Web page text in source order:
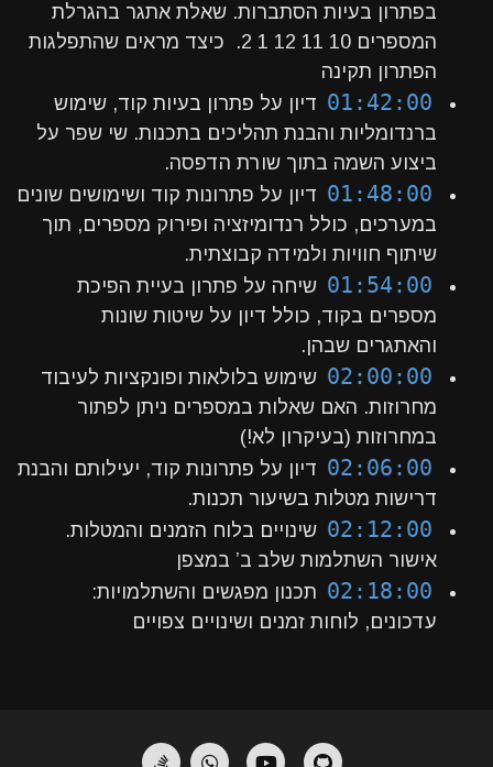
בפתרון בעיות הסתברות. שאלת אתגר בהגרלת
המספרים 10 11 12 1 2. כיצד מראים שהתפלגות
הפתרון תקינה
01:42:00 דיון על פתרון בעיות קוד, שימוש
ברנדומליות והבנת תהליכים בתכנות. שי שפר על
ביצוע השמה בתוך שורת הדפסה.
01:48:00 דיון על פתרונות קוד ושימושים שונים
במערכים, כולל רנדומיזציה ופירוק מספרים, תוך
שיתוף חוויות ולמידה קבוצתית.
01:54:00 שיחה על פתרון בעיית הפיכת
מספרים בקוד, כולל דיון על שיטות שונות
והאתגרים שבהן.
02:00:00 שימוש בלולאות ופונקציות לעיבוד
מחרוזות. האם שאלות במספרים ניתן לפתור
במחרוזות (בעיקרון לא!)
02:06:00 דיון על פתרונות קוד, יעילותם והבנת
דרישות מטלות בשיעור תכנות.
02:12:00 שינויים בלוח הזמנים והמטלות.
אישור השתלמות שלב ב’ במצפן
02:18:00 תכנון מפגשים והשתלמויות:
עדכונים, לוחות זמנים ושינויים צפויים
GitHub
YouTube
Whatsapp